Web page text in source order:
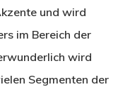
und wird
im Bereich der
wird
Segmenten der